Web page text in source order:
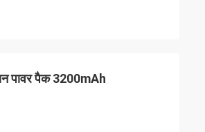
पावर पैक 3200mAh